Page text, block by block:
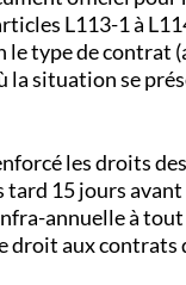
L113-1 à
type de contrat
situation se
les droits
15 jours
annuelle à
droit aux contrats